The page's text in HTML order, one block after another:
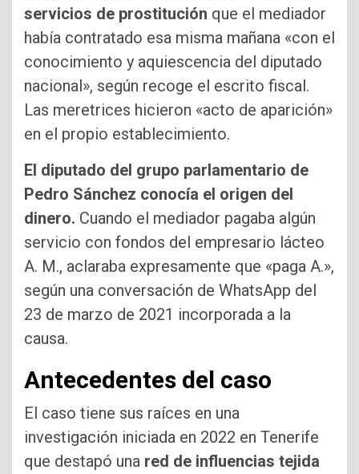
servicios de prostitución que el mediador
había contratado esa misma mañana «con el
conocimiento y aquiescencia del diputado
nacional», según recoge el escrito fiscal.
Las meretrices hicieron «acto de aparición»
en el propio establecimiento.
El diputado del grupo parlamentario de
Pedro Sánchez conocía el origen del
dinero. Cuando el mediador pagaba algún
servicio con fondos del empresario lácteo
A. M., aclaraba expresamente que «paga A.»,
según una conversación de WhatsApp del
23 de marzo de 2021 incorporada a la
causa.
Antecedentes del caso
El caso tiene sus raíces en una
investigación iniciada en 2022 en Tenerife
que destapó una red de influencias tejida